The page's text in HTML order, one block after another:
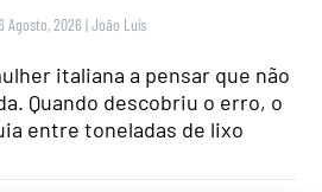
Agosto, 2026 |João Luís
italiana a pensar que não
Quando descobriu o erro, o
entre toneladas de lixo